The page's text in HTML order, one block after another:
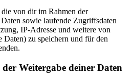
von dir im Rahmen der
sowie laufende Zugriffsdaten
IP-Adresse und weitere von
Daten) zu speichern und für den
Weitergabe deiner Daten